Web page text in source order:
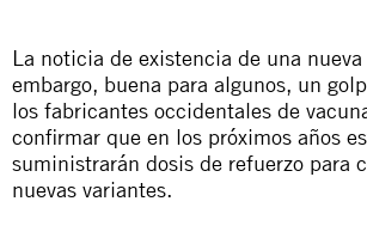
La noticia de existencia de una
embargo, buena para algunos, un
los fabricantes occidentales de
confirmar que en los próximos años
suministrarán dosis de refuerzo para
nuevas variantes.